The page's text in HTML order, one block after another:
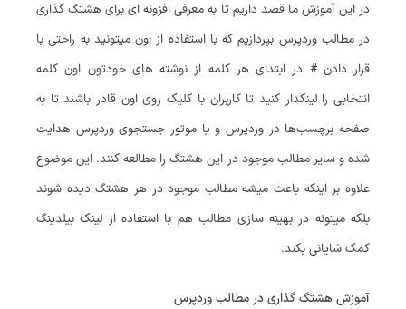
در این آموزش ما قصد داریم تا به معرفی افزونه ای برای هشتگ گذاری
در مطالب وردپرس بپردازیم که با استفاده از اون میتونید به راحتی با
قرار دادن # در ابتدای هر کلمه از نوشته های خودتون اون کلمه
انتخابی را لینکدار کنید تا کاربران با کلیک روی اون قادر باشند تا به
صفحه برچسب‌ها در وردپرس و یا موتور جستجوی وردپرس هدایت
شده و سایر مطالب موجود در این هشتگ را مطالعه کنند. این موضوع
علاوه بر اینکه باعث میشه مطالب موجود در هر هشتگ دیده شوند
بلکه میتونه در بهینه سازی مطالب هم با استفاده از لینک بیلدینگ
کمک شایانی بکند.
آموزش هشتگ گذاری در مطالب وردپرس